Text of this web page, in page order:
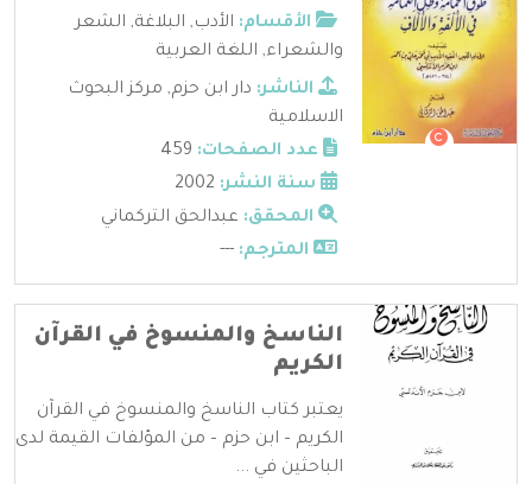
الأقسام: الأدب, البلاغة, الشعر
والشعراء, اللغة العربية
الناشر: دار ابن حزم, مركز البحوث
الاسلامية
عدد الصفحات:
سنة النشر:
المحقق: عبدالحق التركماني
المترجم: ---
الناسخ والمنسوخ في القرآن
الكريم
يعتبر كتاب الناسخ والمنسوخ في القرآن
الكريم – ابن حزم – من المؤلفات القيمة لدى
الباحثين في ...